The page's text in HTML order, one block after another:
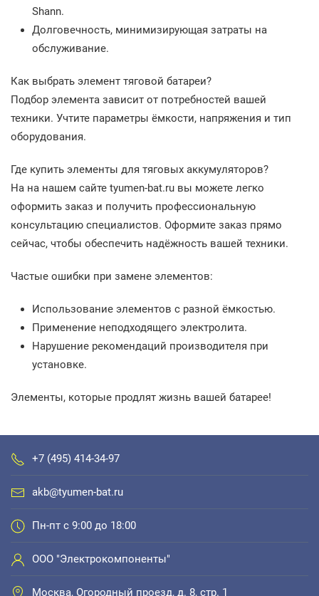
Shann.
Долговечность, минимизирующая затраты на
обслуживание.
Как выбрать элемент тяговой батареи?
Подбор элемента зависит от потребностей вашей
техники. Учтите параметры ёмкости, напряжения и тип
оборудования.
Где купить элементы для тяговых аккумуляторов?
На на нашем сайте tyumen-bat.ru вы можете легко
оформить заказ и получить профессиональную
консультацию специалистов. Оформите заказ прямо
сейчас, чтобы обеспечить надёжность вашей техники.
Частые ошибки при замене элементов:
Использование элементов с разной ёмкостью.
Применение неподходящего электролита.
Нарушение рекомендаций производителя при
установке.
Элементы, которые продлят жизнь вашей батарее!
+7 (495) 414-34-97
akb@tyumen-bat.ru
Пн-пт с 9:00 до 18:00
ООО "Электрокомпоненты"
Москва, Огородный проезд, д. 8, стр. 1